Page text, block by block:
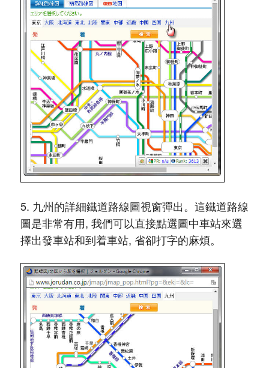
5. 九州的詳細鐵道路線圖視窗彈出。這鐵道路線
圖是非常有用, 我們可以直接點選圖中車站來選
擇出發車站和到着車站, 省卻打字的麻煩。